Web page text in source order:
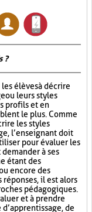
?
élèves à décrire
ou leurs styles
profils et en
le plus. Comme
les styles
l’enseignant doit
pour évaluer les
à ses
étant des
encore des
réponses, il est alors
pédagogiques.
et à prendre
de